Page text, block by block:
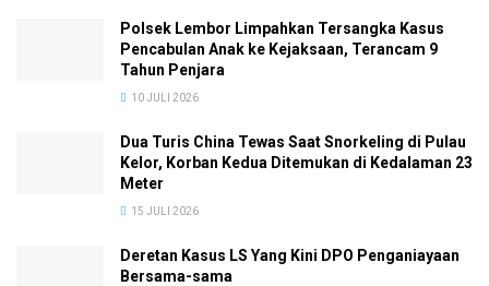
Polsek Lembor Limpahkan Tersangka Kasus
Pencabulan Anak ke Kejaksaan, Terancam 9
Tahun Penjara
10 JULI 2026
Dua Turis China Tewas Saat Snorkeling di Pulau
Kelor, Korban Kedua Ditemukan di Kedalaman 23
Meter
15 JULI 2026
Deretan Kasus LS Yang Kini DPO Penganiayaan
Bersama-sama